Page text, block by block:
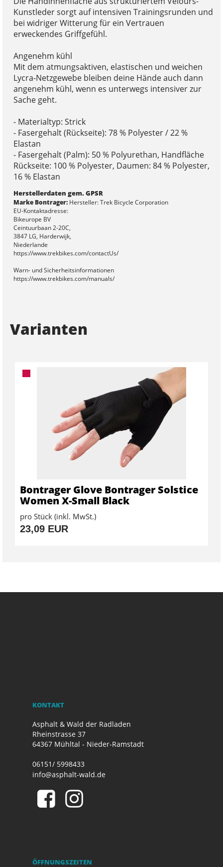
Kunstleder sorgt auf intensiven Trainingsrunden und
bei widriger Witterung für ein Vertrauen
erweckendes Griffgefühl.
Angenehm kühl
Mit dem atmungsaktiven, elastischen und weichen
Lycra-Netzgewebe bleiben deine Hände auch dann
angenehm kühl, wenn es unterwegs intensiver zur
Sache geht.
- Materialtyp: Strick
- Fasergehalt (Rückseite): 78 % Polyester / 22 %
Elastan
- Fasergehalt (Palm): 50 % Polyurethan, Handfläche
Rückseite: 100 % Polyester, Daumen: 84 % Polyester,
16 % Elastan
Herstellerdaten gem. GPSR
Marke Bontrager:Hersteller: Trek Bicycle Corporation
EU-Kontaktadresse:
Bikeurope BV
Ceintuurbaan 2-20C,
3847 LG, Harderwijk,
Niederlande
https://www.trekbikes.com/contactUs/
Warn- und Sicherheitsinformationen
https://www.trekbikes.com/manuals/
Varianten
Bontrager Glove Bontrager Solstice
Women X-Small Black
pro Stück (inkl. MwSt.)
23,09 EUR
KONTAKT
Asphalt & Wald der Radladen
Rheinstrasse 37
64367 Mühltal - Nieder-Ramstadt
06151/ 5998433
info@asphalt-wald.de
ÖFFNUNGSZEITEN